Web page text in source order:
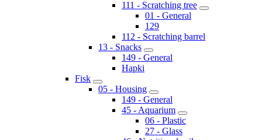
111 - Scratching tree
01 - General
129
112 - Scratching barrel
13 - Snacks
149 - General
Hapki
Fisk
05 - Housing
149 - General
45 - Aquarium
06 - Plastic
27 - Glass